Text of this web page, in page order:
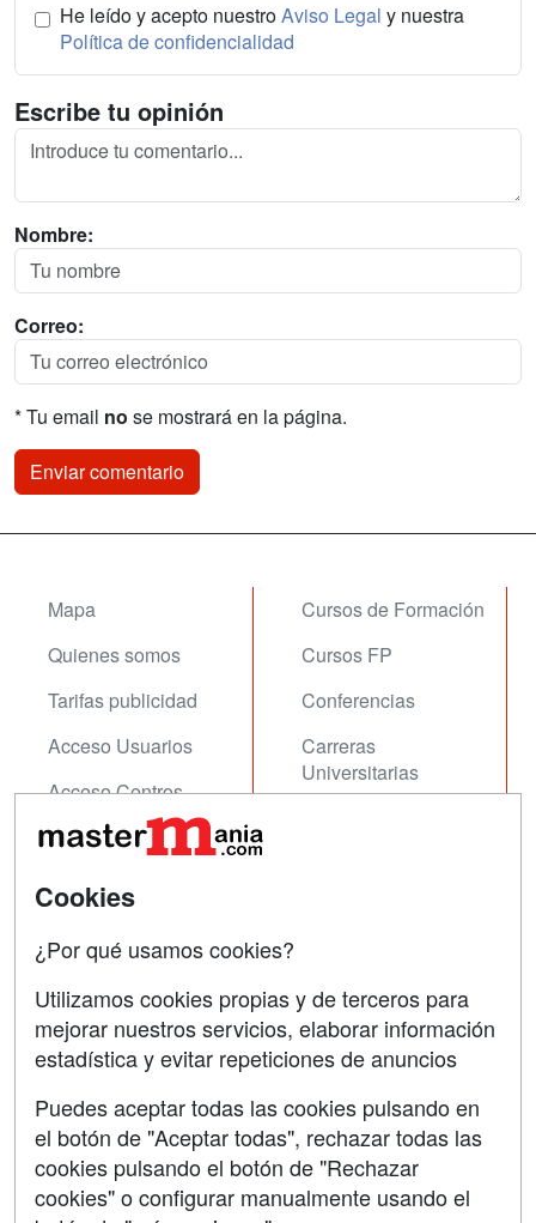
He leído y acepto nuestroAviso Legal y nuestra
Política de confidencialidad
Escribe tu opinión
Nombre:
Correo:
* Tu email no se mostrará en la página.
Mapa
Quienes somos
Tarifas publicidad
Acceso Usuarios
Acceso Centros
Cursos de Formación
Cursos FP
Conferencias
Carreras
Universitarias
Contactar
Copyleft
Grupo formazion:
Cookies
¿Por qué usamos cookies?
Utilizamos cookies propias y de terceros para
mejorar nuestros servicios, elaborar información
estadística y evitar repeticiones de anuncios
Puedes aceptar todas las cookies pulsando en
el botón de "Aceptar todas", rechazar todas las
cookies pulsando el botón de "Rechazar
cookies" o configurar manualmente usando el